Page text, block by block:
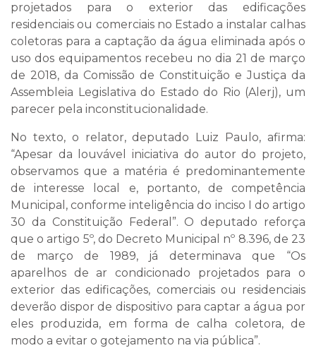
projetados para o exterior das edificações
residenciais ou comerciais no Estado a instalar calhas
coletoras para a captação da água eliminada após o
uso dos equipamentos recebeu no dia 21 de março
de 2018, da Comissão de Constituição e Justiça da
Assembleia Legislativa do Estado do Rio (Alerj), um
parecer pela inconstitucionalidade.
No texto, o relator, deputado Luiz Paulo, afirma:
“Apesar da louvável iniciativa do autor do projeto,
observamos que a matéria é predominantemente
de interesse local e, portanto, de competência
Municipal, conforme inteligência do inciso I do artigo
30 da Constituição Federal”. O deputado reforça
que o artigo 5º, do Decreto Municipal nº 8.396, de 23
de março de 1989, já determinava que “Os
aparelhos de ar condicionado projetados para o
exterior das edificações, comerciais ou residenciais
deverão dispor de dispositivo para captar a água por
eles produzida, em forma de calha coletora, de
modo a evitar o gotejamento na via pública”.